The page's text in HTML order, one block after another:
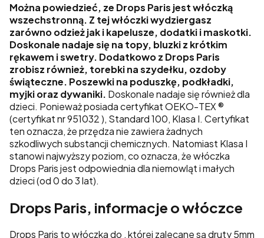
Można powiedzieć, ze Drops Paris jest włóczką
wszechstronną. Z tej włóczki wydziergasz
zarówno odzież jak i kapelusze, dodatki i maskotki.
Doskonale nadaje się na topy, bluzki z krótkim
rękawem i swetry. Dodatkowo z Drops Paris
zrobisz również, torebki na szydełku, ozdoby
świąteczne. Poszewki na poduszkę, podkładki,
myjki oraz dywaniki. Doskonale nadaje się również dla
dzieci. Ponieważ posiada certyfikatOEKO-TEX ®
(certyfikat nr 951032 ), Standard 100, Klasa I. Certyfikat
ten oznacza, że przędza nie zawiera żadnych
szkodliwych substancji chemicznych. Natomiast Klasa I
stanowi najwyższy poziom, co oznacza, że włóczka
Drops Paris jest odpowiednia dla niemowląt i małych
dzieci (od 0 do 3 lat).
Drops Paris, informacje o włóczce
Drops Paris to włóczka do , której zalecane są druty 5mm